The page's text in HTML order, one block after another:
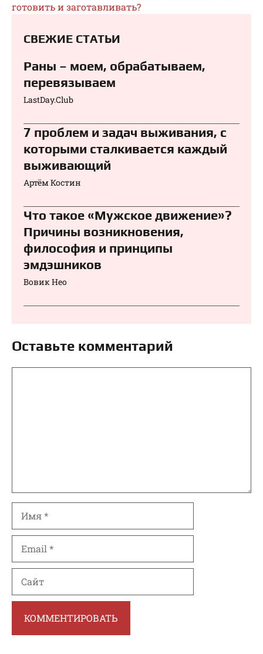
готовить и заготавливать?
СВЕЖИЕ СТАТЬИ
Раны – моем, обрабатываем,
перевязываем⁠⁠
LastDay.Club
7 проблем и задач выживания, с
которыми сталкивается каждый
выживающий
Артём Костин
Что такое «Мужское движение»?
Причины возникновения,
философия и принципы
эмдэшников
Вовик Нео
Оставьте комментарий